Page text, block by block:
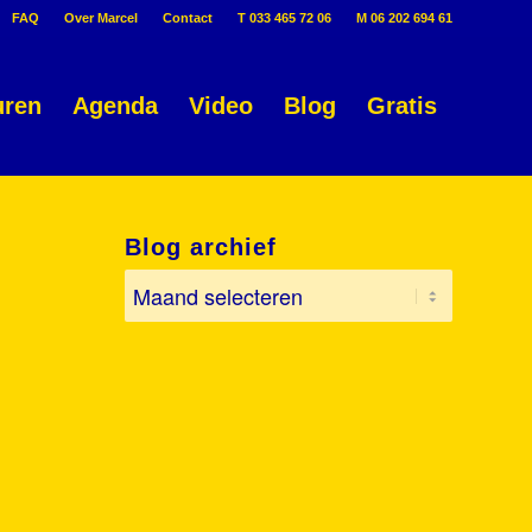
FAQ Over Marcel Contact T 033 465 72 06 M 06 202 694 61
Agenda Video Blog Gratis
Blog archief